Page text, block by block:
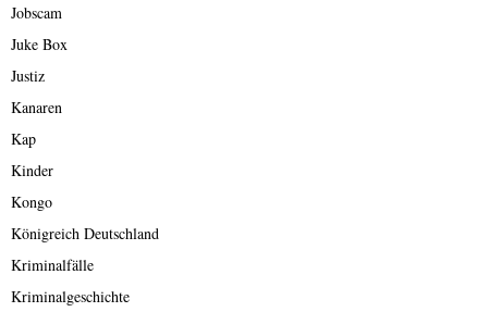
Jobscam
Juke Box
Justiz
Kanaren
Kap
Kinder
Kongo
Königreich Deutschland
Kriminalfälle
Kriminalgeschichte